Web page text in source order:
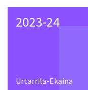
2023-24
Urtarrila-Ekaina